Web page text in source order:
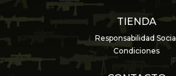
TIENDA
Responsabilidad Social
Condiciones